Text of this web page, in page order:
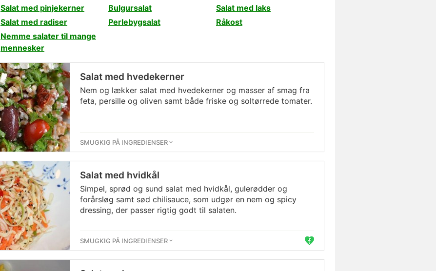
Salat med pinjekerner
Salat med radiser
Nemme salater til mange
mennesker
Bulgursalat
Perlebygsalat
Salat med laks
Råkost
Salat med hvedekerner
Nem og lækker salat med hvedekerner og masser af smag fra
feta, persille og oliven samt både friske og soltørrede tomater.
SMUGKIG PÅ INGREDIENSER
Salat med hvidkål
Simpel, sprød og sund salat med hvidkål, gulerødder og
forårsløg samt sød chilisauce, som udgør en nem og spicy
dressing, der passer rigtig godt til salaten.
SMUGKIG PÅ INGREDIENSER